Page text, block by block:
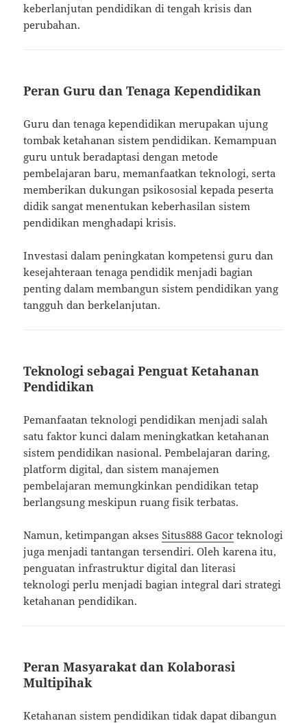
keberlanjutan pendidikan di tengah krisis dan
perubahan.
Peran Guru dan Tenaga Kependidikan
Guru dan tenaga kependidikan merupakan ujung
tombak ketahanan sistem pendidikan. Kemampuan
guru untuk beradaptasi dengan metode
pembelajaran baru, memanfaatkan teknologi, serta
memberikan dukungan psikososial kepada peserta
didik sangat menentukan keberhasilan sistem
pendidikan menghadapi krisis.
Investasi dalam peningkatan kompetensi guru dan
kesejahteraan tenaga pendidik menjadi bagian
penting dalam membangun sistem pendidikan yang
tangguh dan berkelanjutan.
Teknologi sebagai Penguat Ketahanan
Pendidikan
Pemanfaatan teknologi pendidikan menjadi salah
satu faktor kunci dalam meningkatkan ketahanan
sistem pendidikan nasional. Pembelajaran daring,
platform digital, dan sistem manajemen
pembelajaran memungkinkan pendidikan tetap
berlangsung meskipun ruang fisik terbatas.
Namun, ketimpangan aksesSitus888 Gacor teknologi
juga menjadi tantangan tersendiri. Oleh karena itu,
penguatan infrastruktur digital dan literasi
teknologi perlu menjadi bagian integral dari strategi
ketahanan pendidikan.
Peran Masyarakat dan Kolaborasi
Multipihak
Ketahanan sistem pendidikan tidak dapat dibangun